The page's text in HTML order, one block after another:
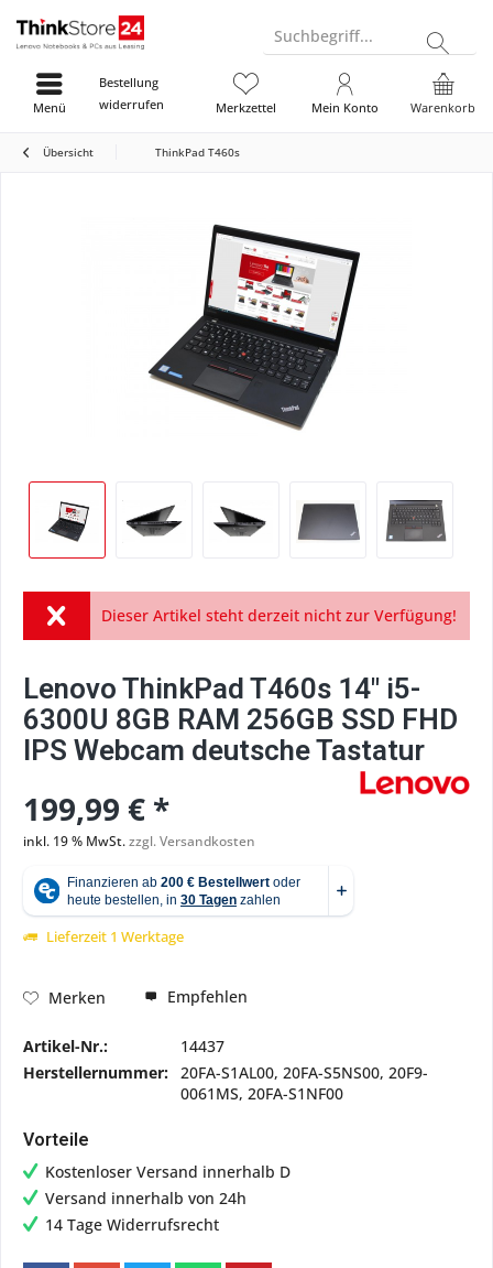
Suchbegriff...
Bestellung
widerrufen
Warenkorb
Merkzettel Mein Konto
Menü
Übersicht ThinkPad T460s
Dieser Artikel steht derzeit nicht zur Verfügung!
Lenovo ThinkPad T460s 14" i5-
6300U 8GB RAM 256GB SSD FHD
IPS Webcam deutsche Tastatur
199,99 € *
inkl. 19 % MwSt.zzgl. Versandkosten
Lieferzeit 1 Werktage
Merken Empfehlen
Artikel-Nr.:
14437
Herstellernummer: 20FA-S1AL00, 20FA-S5NS00, 20F9-
0061MS, 20FA-S1NF00
Vorteile
Kostenloser Versand innerhalb D
Versand innerhalb von 24h
14 Tage Widerrufsrecht